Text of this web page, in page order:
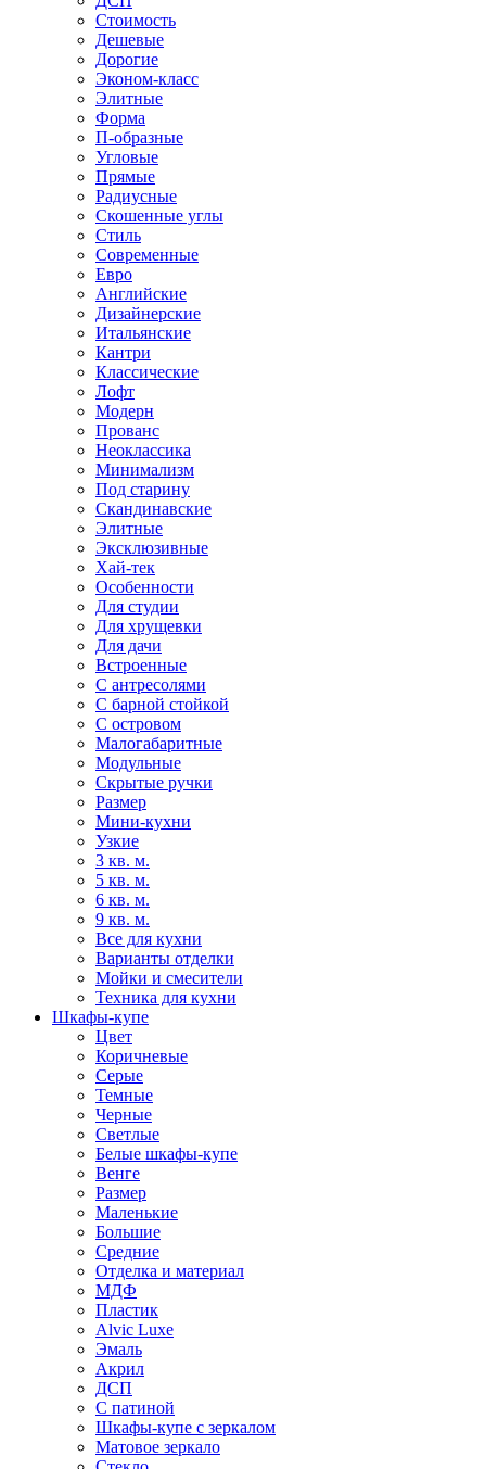
Стоимость
Дешевые
Дорогие
Эконом-класс
Элитные
Форма
П-образные
Угловые
Прямые
Радиусные
Скошенные углы
Стиль
Современные
Евро
Английские
Дизайнерские
Итальянские
Кантри
Классические
Лофт
Модерн
Прованс
Неоклассика
Минимализм
Под старину
Скандинавские
Элитные
Эксклюзивные
Хай-тек
Особенности
Для студии
Для хрущевки
Для дачи
Встроенные
С антресолями
С барной стойкой
С островом
Малогабаритные
Модульные
Скрытые ручки
Размер
Мини-кухни
Узкие
3 кв. м.
5 кв. м.
6 кв. м.
9 кв. м.
Все для кухни
Варианты отделки
Мойки и смесители
Техника для кухни
Шкафы-купе
Цвет
Коричневые
Серые
Темные
Черные
Светлые
Белые шкафы-купе
Венге
Размер
Маленькие
Большие
Средние
Отделка и материал
МДФ
Пластик
Alvic Luxe
Эмаль
Акрил
ДСП
С патиной
Шкафы-купе с зеркалом
Матовое зеркало